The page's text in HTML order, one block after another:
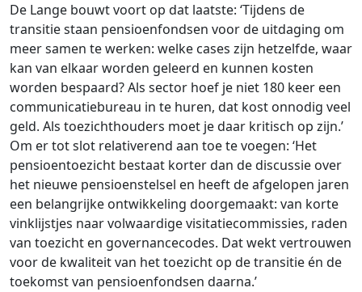
De Lange bouwt voort op dat laatste: ‘Tijdens de
transitie staan pensioenfondsen voor de uitdaging om
meer samen te werken: welke cases zijn hetzelfde, waar
kan van elkaar worden geleerd en kunnen kosten
worden bespaard? Als sector hoef je niet 180 keer een
communicatiebureau in te huren, dat kost onnodig veel
geld. Als toezichthouders moet je daar kritisch op zijn.’
Om er tot slot relativerend aan toe te voegen: ‘Het
pensioentoezicht bestaat korter dan de discussie over
het nieuwe pensioenstelsel en heeft de afgelopen jaren
een belangrijke ontwikkeling doorgemaakt: van korte
vinklijstjes naar volwaardige visitatiecommissies, raden
van toezicht en governancecodes. Dat wekt vertrouwen
voor de kwaliteit van het toezicht op de transitie én de
toekomst van pensioenfondsen daarna.’